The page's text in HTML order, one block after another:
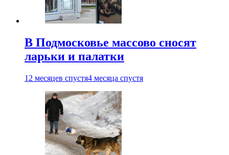
В Подмосковье массово сносят
ларьки и палатки
12 месяцев спустя4 месяца спустя